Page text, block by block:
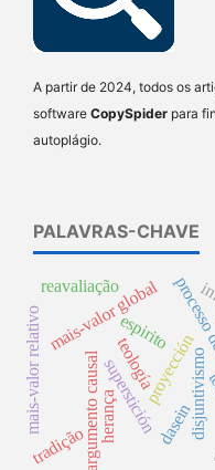
A partir de 2024, todos os
software CopySpider para
autoplágio.
PALAVRAS-CHAVE
argumento causalsupersticiónproyección
mais-valor global
mais-valor relativo disjuntivismo
teología
espirito
dasein
herança
reavaliação
tradição